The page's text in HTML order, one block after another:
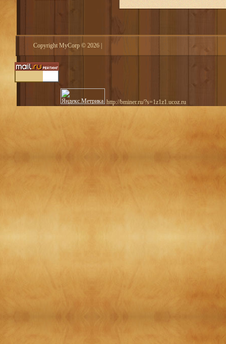
Copyright MyCorp © 2026
http://bminer.ru/?s=1z1z1.ucoz.ru